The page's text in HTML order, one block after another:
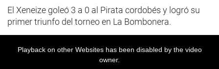
El Xeneize goleó 3 a 0 al Pirata cordobés y logró su
primer triunfo del torneo en La Bombonera.
Playback on other Websites has been disabled by the video
owner.